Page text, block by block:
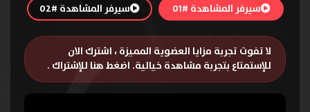
سيرفر المشاهدة #01 سيرفر المشاهدة #02
لا تفوت تجربة مزايا العضوية المميزة ، اشترك الان
للإستمتاع بتجربة مشاهدة خيالية. اضغط هنا للإشتراك .